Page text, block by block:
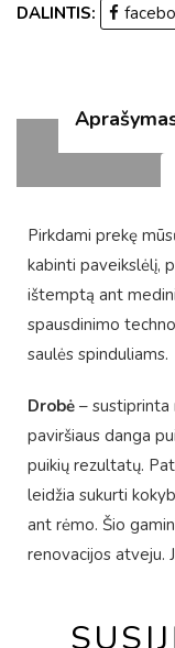
DALINTIS:
Pirkdami prekę
kabinti paveikslėlį,
ištemptą ant
spausdinimo
saulės spinduliams.
Drobė – sustiprinta
paviršiaus danga
puikių rezultatų.
leidžia sukurti
ant rėmo. Šio
renovacijos atveju.